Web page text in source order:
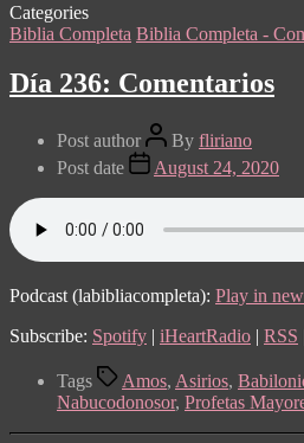
Categories
Biblia Completa Biblia Completa -
Día 236: Comentarios
Post author By fliriano
Post date
August 24, 2020
Podcast (labibliacompleta): Play in
Subscribe: Spotify | iHeartRadio | RSS
Tags Amos, Asirios,
Nabucodonosor, Profetas